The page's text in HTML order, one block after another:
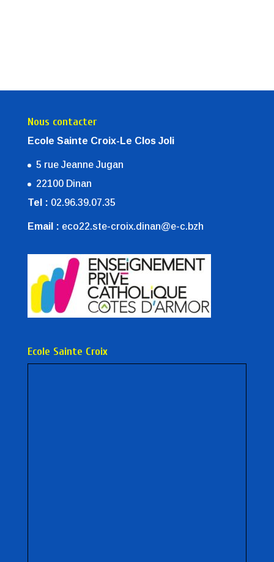
Nous contacter
Ecole Sainte Croix-Le Clos Joli
5 rue Jeanne Jugan
22100 Dinan
Tel : 02.96.39.07.35
Email : eco22.ste-croix.dinan@e-c.bzh
Ecole Sainte Croix